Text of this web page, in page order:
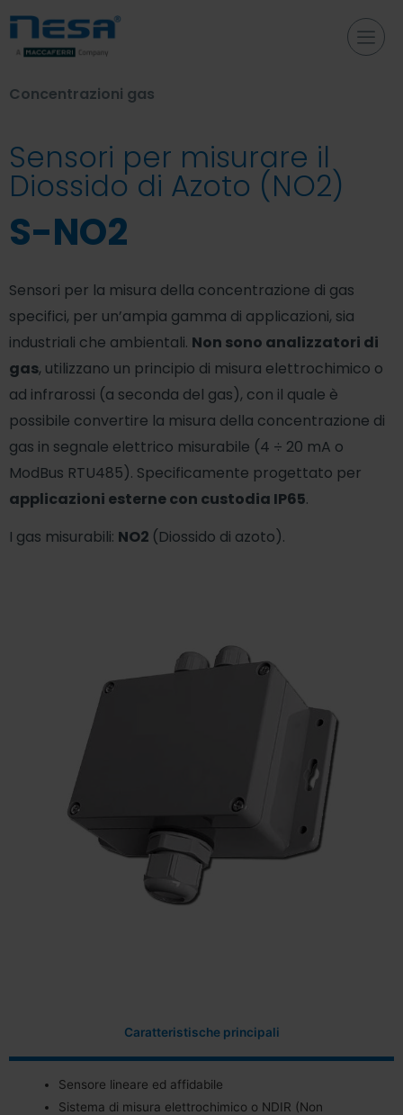
Concentrazioni gas
Sensori per misurare il
Diossido di Azoto (NO2)
S-NO2
Sensori per la misura della concentrazione di gas
specifici, per un’ampia gamma di applicazioni, sia
industriali che ambientali. Non sono analizzatori di
gas, utilizzano un principio di misura elettrochimico o
ad infrarossi (a seconda del gas), con il quale è
possibile convertire la misura della concentrazione di
gas in segnale elettrico misurabile (4 ÷ 20 mA o
ModBus RTU485). Specificamente progettato per
applicazioni esterne con custodia IP65.
I gas misurabili: NO2 (Diossido di azoto).
Caratteristische principali
Sensore lineare ed affidabile
Sistema di misura elettrochimico o NDIR (Non